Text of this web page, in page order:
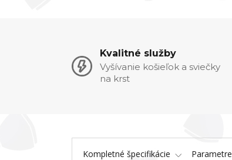
Kvalitné služby
Vyšívanie košieľok a sviečky
na krst
Kompletné špecifikácie Parametre